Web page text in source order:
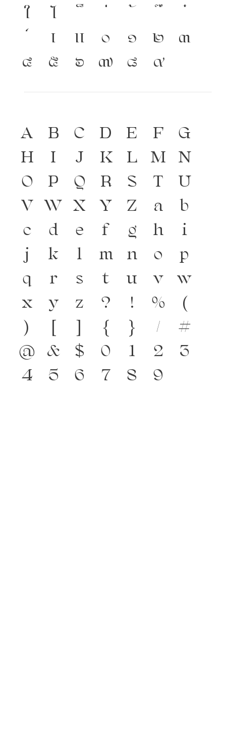
ใ
ไ
เ
แ ๐ ๑ ๒
๓
๔
๕ ๖ ๗ ๘ ๙
A B C D E F
G
H
I J K L M
N
O
P Q R S T
U
V
W X Y Z a
b
c
d e f g h
i
j
k l m n o
p
q
r s t u v
w
x
y z ? ! %
(
)
{ } /
#
@
& $ 0 1 2
3
4
5 6 7 8 9